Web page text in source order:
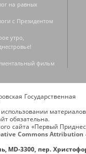
на равных
с Президентом
утро,
фильм
Государственная
обязательна.
сайта «Первый
Commons Attribution
MD-3300, пер.